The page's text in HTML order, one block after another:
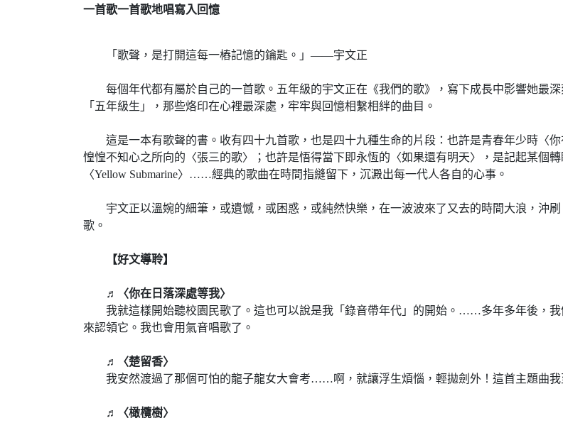
一首歌一首歌地唱寫入回憶
「歌聲，是打開這每一樁記憶的鑰匙。」——宇文正
每個年代都有屬於自己的一首歌。五年級的宇文正在《我們的歌》，寫下成長中影響她最
「五年級生」，那些烙印在心裡最深處，牢牢與回憶相繫相絆的曲目。
這是一本有歌聲的書。收有四十九首歌，也是四十九種生命的片段：也許是青春年少時〈你
惶惶不知心之所向的〈張三的歌〉；也許是悟得當下即永恆的〈如果還有明天〉，是記起某個
〈Yellow Submarine〉……經典的歌曲在時間指縫留下，沉澱出每一代人各自的心事。
宇文正以溫婉的細筆，或遺憾，或困惑，或純然快樂，在一波波來了又去的時間大浪，沖刷
歌。
【好文導聆】
♬〈你在日落深處等我〉
我就這樣開始聽校園民歌了。這也可以說是我「錄音帶年代」的開始。……多年多年後，我
來認領它。我也會用氣音唱歌了。
♬〈楚留香〉
我安然渡過了那個可怕的龍子龍女大會考……啊，就讓浮生煩惱，輕拋劍外！這首主題曲我
♬〈橄欖樹〉